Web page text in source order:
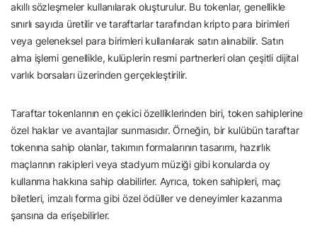
akıllı sözleşmeler kullanılarak oluşturulur. Bu tokenlar, genellikle
sınırlı sayıda üretilir ve taraftarlar tarafından kripto para birimleri
veya geleneksel para birimleri kullanılarak satın alınabilir. Satın
alma işlemi genellikle, kulüplerin resmi partnerleri olan çeşitli dijital
varlık borsaları üzerinden gerçekleştirilir.
Taraftar tokenlarının en çekici özelliklerinden biri, token sahiplerine
özel haklar ve avantajlar sunmasıdır. Örneğin, bir kulübün taraftar
tokenına sahip olanlar, takımın formalarının tasarımı, hazırlık
maçlarının rakipleri veya stadyum müziği gibi konularda oy
kullanma hakkına sahip olabilirler. Ayrıca, token sahipleri, maç
biletleri, imzalı forma gibi özel ödüller ve deneyimler kazanma
şansına da erişebilirler.